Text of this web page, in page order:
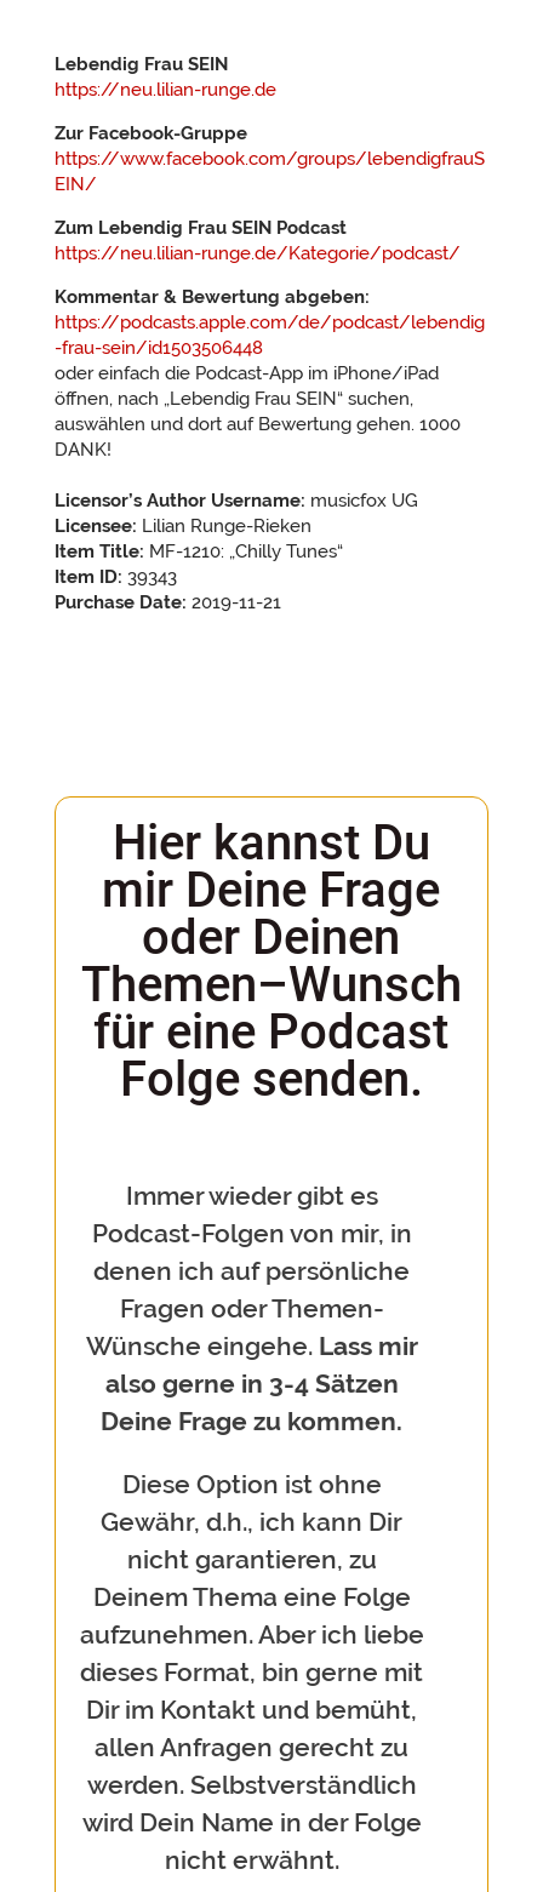
Lebendig Frau SEIN
https://neu.lilian-runge.de
Zur Facebook-Gruppe
https://www.facebook.com/groups/lebendigfrauS
EIN/
Zum Lebendig Frau SEIN Podcast
https://neu.lilian-runge.de/Kategorie/podcast/
Kommentar & Bewertung abgeben:
https://podcasts.apple.com/de/podcast/lebendig
-frau-sein/id1503506448
oder einfach die Podcast-App im iPhone/iPad
öffnen, nach „Lebendig Frau SEIN“ suchen,
auswählen und dort auf Bewertung gehen. 1000
DANK!
Licensor’s Author Username: musicfox UG
Licensee: Lilian Runge-Rieken
Item Title: MF-1210: „Chilly Tunes“
Item ID: 39343
Purchase Date: 2019-11-21
Hier kannst Du
mir Deine Frage
oder Deinen
Themen–Wunsch
für eine Podcast
Folge senden.
Immer wieder gibt es
Podcast-Folgen von mir, in
denen ich auf persönliche
Fragen oder Themen-
Wünsche eingehe. Lass mir
also gerne in 3-4 Sätzen
Deine Frage zu kommen.
Diese Option ist ohne
Gewähr, d.h., ich kann Dir
nicht garantieren, zu
Deinem Thema eine Folge
aufzunehmen. Aber ich liebe
dieses Format, bin gerne mit
Dir im Kontakt und bemüht,
allen Anfragen gerecht zu
werden. Selbstverständlich
wird Dein Name in der Folge
nicht erwähnt.